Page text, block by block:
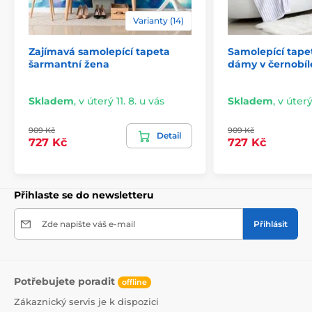
lepidlo je založeno na vodní bázi.
Před aplikací se ujistěte, že je stěna hladká, čistá a
zbavená mastnoty i prachu. Pro ideální výsledek
zvládne ho každý. Odstranění tapety je rovněž
podrobný návod.
Varianty (14)
Zajímavá samolepící tapeta
šarmantní žena
Skladem, v úterý 11. 8. u vás
909 Kč
727 Kč
Detail
Samolepící
dámy v
Skladem, v úterý
909 Kč
727 Kč
Přihlaste se do newsletteru
Zde napište váš e-mail Přihlásit
Potřebujete poradit offline
Zákaznický servis je k dispozici